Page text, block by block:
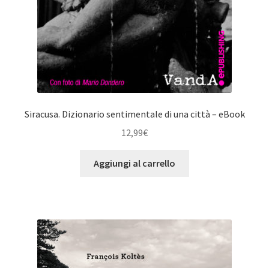
Siracusa. Dizionario sentimentale di una città – eBook
12,99€
Aggiungi al carrello